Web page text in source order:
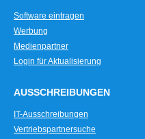
Software eintragen
Werbung
Medienpartner
Login für Aktualisierung
AUSSCHREIBUNGEN
IT-Ausschreibungen
Vertriebspartnersuche